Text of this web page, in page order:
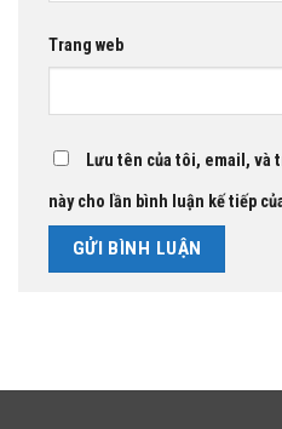
Trang web
Lưu tên của tôi, email, và
này cho lần bình luận kế tiếp